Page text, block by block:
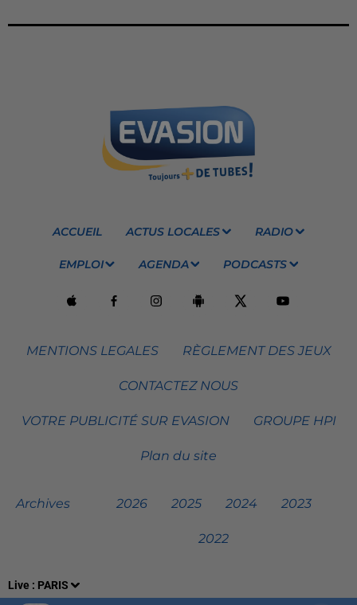
Live : PARIS
ACCUEIL ACTUS LOCALES RADIO
EMPLOI AGENDA PODCASTS
MENTIONS LEGALES RÈGLEMENT DES JEUX
CONTACTEZ NOUS
VOTRE PUBLICITÉ SUR EVASION GROUPE HPI
Plan du site
Archives 2026 2025 2024 2023
2022